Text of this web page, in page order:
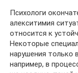
Психологи
алекситимия
относится к
Некоторые
нарушения только
например, в